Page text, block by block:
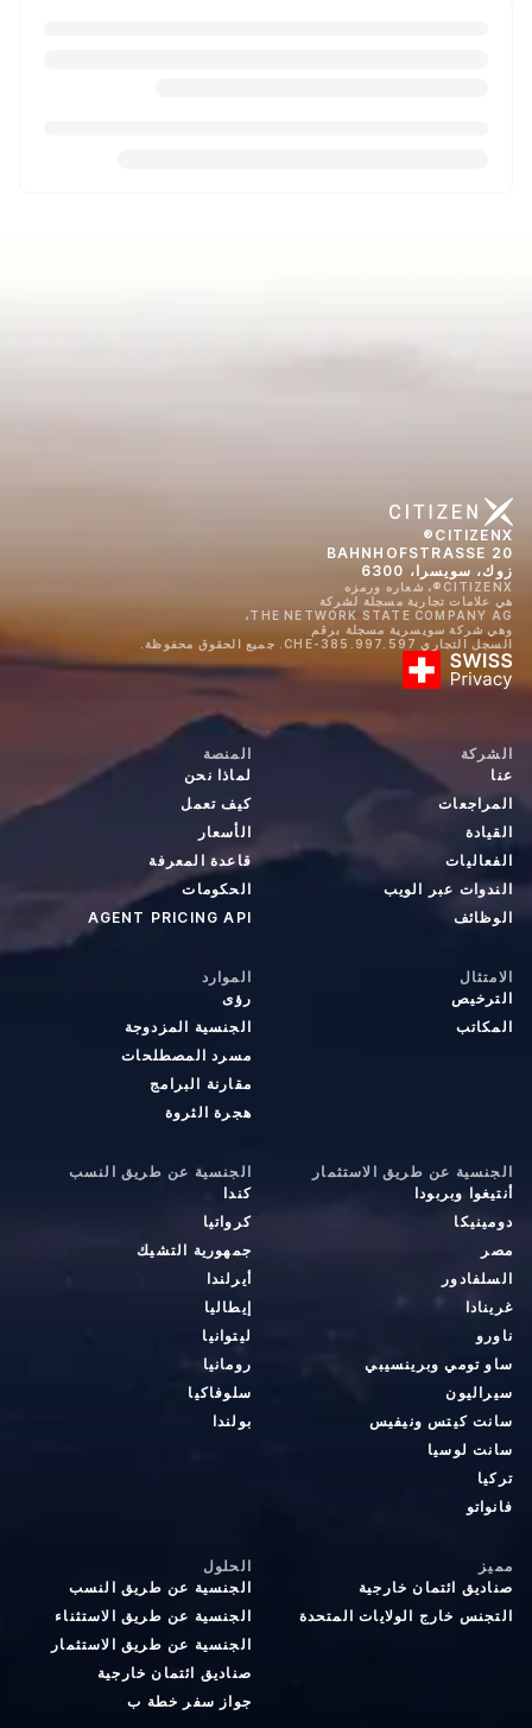
CITIZENX®
BAHNHOFSTRASSE 20
زوك، سويسرا، 6300
CITIZENX®، شعاره ورمزه
هي علامات تجارية مسجلة لشركة
THE NETWORK STATE COMPANY AG،
وهي شركة سويسرية مسجلة برقم
السجل التجاري CHE-385.997.597. جميع الحقوق محفوظة.
الشركة
عنا
المراجعات
القيادة
الفعاليات
الندوات عبر الويب
الوظائف
المنصة
لماذا نحن
كيف تعمل
الأسعار
قاعدة المعرفة
الحكومات
AGENT PRICING API
الامتثال
الترخيص
المكاتب
الموارد
رؤى
الجنسية المزدوجة
مسرد المصطلحات
مقارنة البرامج
هجرة الثروة
الجنسية عن طريق الاستثمار
أنتيغوا وبربودا
دومينيكا
مصر
السلفادور
غرينادا
ناورو
ساو تومي وبرينسيبي
سيراليون
سانت كيتس ونيفيس
سانت لوسيا
تركيا
فانواتو
الجنسية عن طريق النسب
كندا
كرواتيا
جمهورية التشيك
أيرلندا
إيطاليا
ليتوانيا
رومانيا
سلوفاكيا
بولندا
مميز
صناديق ائتمان خارجية
التجنس خارج الولايات المتحدة
الحلول
الجنسية عن طريق النسب
الجنسية عن طريق الاستثناء
الجنسية عن طريق الاستثمار
صناديق ائتمان خارجية
جواز سفر خطة ب